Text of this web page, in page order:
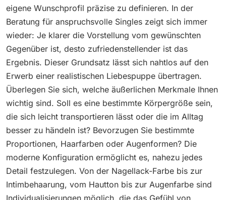
eigene Wunschprofil präzise zu definieren. In der
Beratung für anspruchsvolle Singles zeigt sich immer
wieder: Je klarer die Vorstellung vom gewünschten
Gegenüber ist, desto zufriedenstellender ist das
Ergebnis. Dieser Grundsatz lässt sich nahtlos auf den
Erwerb einer realistischen Liebespuppe übertragen.
Überlegen Sie sich, welche äußerlichen Merkmale Ihnen
wichtig sind. Soll es eine bestimmte Körpergröße sein,
die sich leicht transportieren lässt oder die im Alltag
besser zu händeln ist? Bevorzugen Sie bestimmte
Proportionen, Haarfarben oder Augenformen? Die
moderne Konfiguration ermöglicht es, nahezu jedes
Detail festzulegen. Von der Nagellack-Farbe bis zur
Intimbehaarung, vom Hautton bis zur Augenfarbe sind
Individualisierungen möglich, die das Gefühl von